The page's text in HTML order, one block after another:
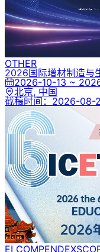
OTHER
2026国际增材制造与
2026-10-13 ~
北京, 中国
截稿时间： 2026-08-
EI COMPENDEX